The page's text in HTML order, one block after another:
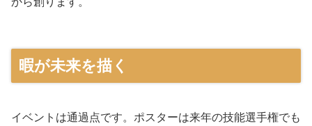
暇が未来を描く
イベントは通過点です。ポスターは来年の技能選手権でも